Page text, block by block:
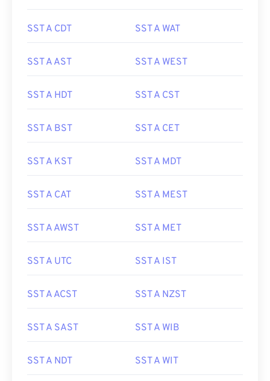
SST A CDT SST A WAT
SST A AST SST A WEST
SST A HDT SST A CST
SST A BST SST A CET
SST A KST SST A MDT
SST A CAT SST A MEST
SST A AWST SST A MET
SST A UTC SST A IST
SST A ACST SST A NZST
SST A SAST SST A WIB
SST A NDT SST A WIT